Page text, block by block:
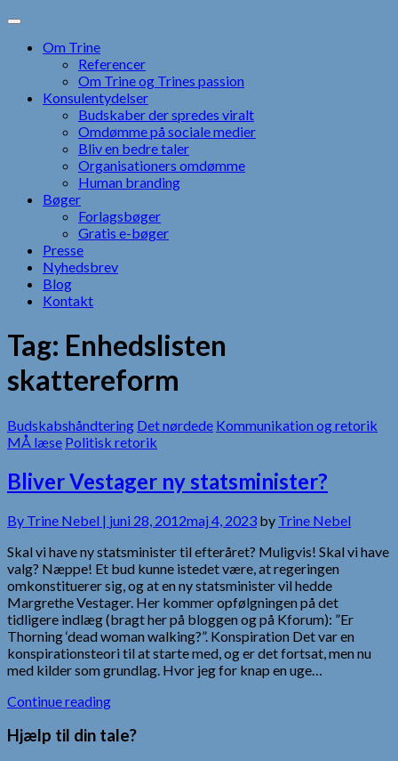
Skip
contentOm Trine
Referencer
Om Trine og Trines passion
Konsulentydelser
Budskaber der spredes viralt
Omdømme på sociale medier
Bliv en bedre taler
Organisationers omdømme
Human branding
Bøger
Forlagsbøger
Gratis e-bøger
Presse
Nyhedsbrev
Blog
Kontakt
Tag: Enhedslisten
skattereform
Budskabshåndtering Det nørdede Kommunikation og retorik
MÅ læse Politisk retorik
Bliver Vestager ny statsminister?
By Trine Nebel | juni 28, 2012maj 4, 2023 by Trine Nebel
Skal vi have ny statsminister til efteråret? Muligvis! Skal vi have
valg? Næppe! Et bud kunne istedet være, at regeringen
omkonstituerer sig, og at en ny statsminister vil hedde
Margrethe Vestager. Her kommer opfølgningen på det
tidligere indlæg (bragt her på bloggen og på Kforum): ”Er
Thorning ‘dead woman walking?”. Konspiration Det var en
konspirationsteori til at starte med, og er det fortsat, men nu
med kilder som grundlag. Hvor jeg for knap en uge…
Continue reading
Hjælp til din tale?